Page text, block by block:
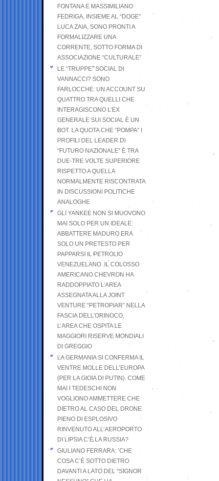
FONTANA E MASSIMILIANO
FEDRIGA, INSIEME AL “DOGE”
LUCA ZAIA, SONO PRONTI A
FORMALIZZARE UNA
CORRENTE, SOTTO FORMA DI
ASSOCIAZIONE “CULTURALE”
LE “TRUPPE” SOCIAL DI
VANNACCI? SONO
FARLOCCHE: UN ACCOUNT SU
QUATTRO TRA QUELLI CHE
INTERAGISCONO L’EX
GENERALE SUI SOCIAL È UN
BOT. LA QUOTA CHE “POMPA” I
PROFILI DEL LEADER DI
“FUTURO NAZIONALE” È TRA
DUE-TRE VOLTE SUPERIORE
RISPETTO A QUELLA
NORMALMENTE RISCONTRATA
IN DISCUSSIONI POLITICHE
ANALOGHE
GLI YANKEE NON SI MUOVONO
MAI SOLO PER UN IDEALE:
ABBATTERE MADURO ERA
SOLO UN PRETESTO PER
PAPPARSI IL PETROLIO
VENEZUELANO .IL COLOSSO
AMERICANO CHEVRON HA
RADDOPPIATO L’AREA
ASSEGNATA ALLA JOINT
VENTURE “PETROPIAR” NELLA
FASCIA DELL’ORINOCO,
L’AREA CHE OSPITA LE
MAGGIORI RISERVE MONDIALI
DI GREGGIO
LA GERMANIA SI CONFERMA IL
VENTRE MOLLE DELL’EUROPA
(PER LA GIOIA DI PUTIN). COME
MAI I TEDESCHI NON
VOGLIONO AMMETTERE CHE
DIETRO AL CASO DEL DRONE
PIENO DI ESPLOSIVO
RINVENUTO ALL’AEROPORTO
DI LIPSIA C’È LA RUSSIA?
GIULIANO FERRARA: ’CHE
COSA C’È SOTTO DIETRO
DAVANTI A LATO DEL “SIGNOR